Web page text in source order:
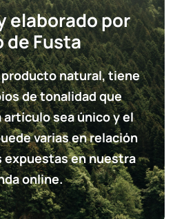
elaborado por
de Fusta
producto natural, tiene
de tonalidad que
artículo sea único y el
varias en relación
expuestas en nuestra
online.